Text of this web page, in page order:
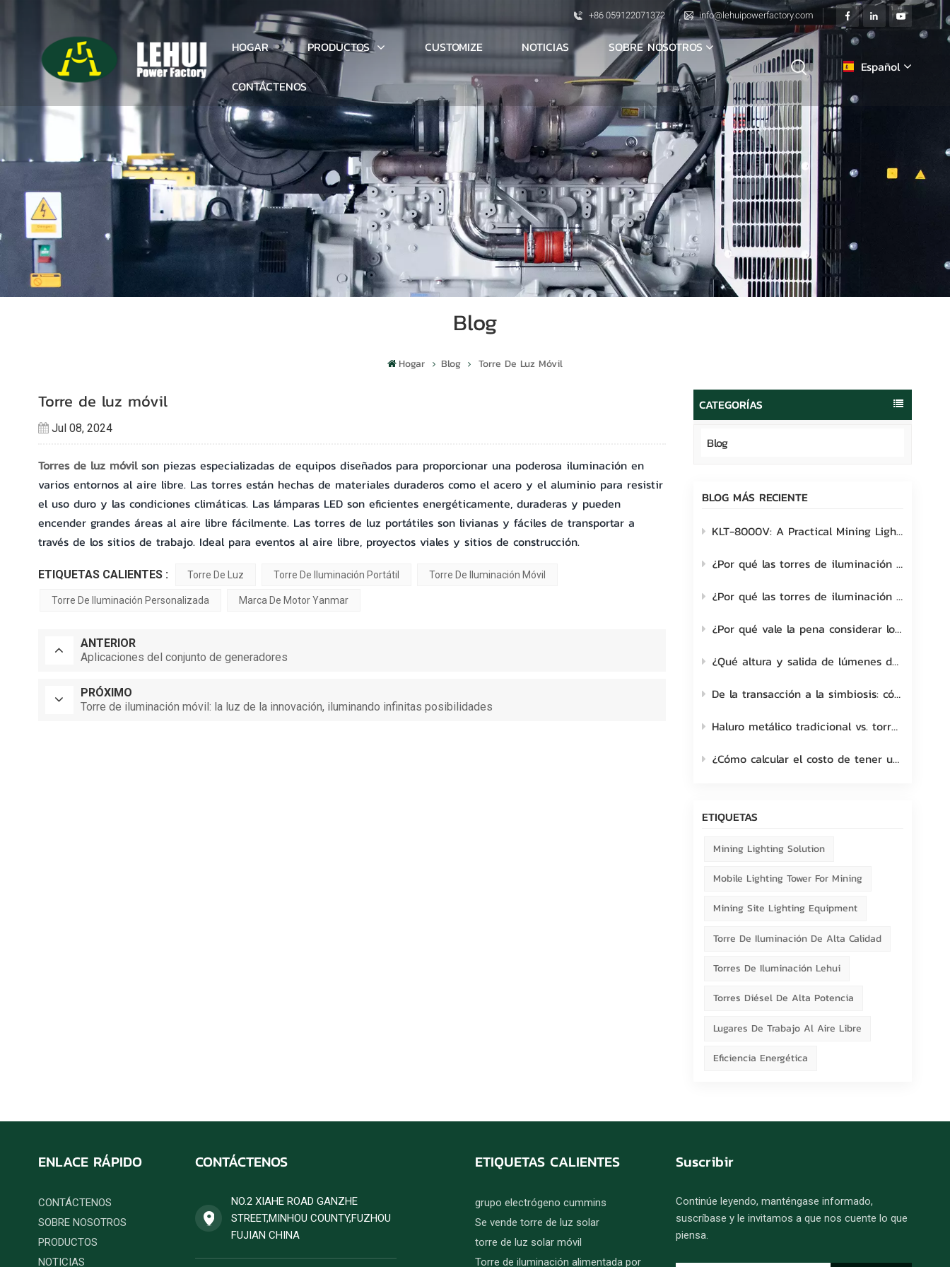
+86 059122071372 info@lehuipowerfactory.com
HOGAR PRODUCTOS CUSTOMIZE NOTICIAS SOBRE NOSOTROS
CONTÁCTENOS
Español
English
français
italiano
русский
Blog
Hogar Blog Torre De Luz Móvil
CATEGORÍAS
Blog
BLOG MÁS RECIENTE
KLT-8000V: A Practical Mining Lighting Solution Built for Real-World Site Challenges
¿Por qué las torres de iluminación móviles Lehui son la opción ideal para entornos industriales?
¿Por qué las torres de iluminación móviles están transformando los lugares de trabajo modernos al aire libre?
¿Por qué vale la pena considerar los generadores de torres de iluminación móviles?
¿Qué altura y salida de lúmenes debería elegir para una torre de iluminación móvil?
De la transacción a la simbiosis: cómo cultivar y fortalecer el vínculo con el cliente
Haluro metálico tradicional vs. torre de iluminación móvil LED
¿Cómo calcular el costo de tener una torre de iluminación móvil?
ETIQUETAS
Mining Lighting Solution
Mobile Lighting Tower For Mining
Mining Site Lighting Equipment
Torre De Iluminación De Alta Calidad
Torres De Iluminación Lehui
Torres Diésel De Alta Potencia
Lugares De Trabajo Al Aire Libre
Eficiencia Energética
Torre de luz móvil
Jul 08, 2024
Torres de luz móvilson piezas especializadas de equipos diseñados para proporcionar una poderosa iluminación en
varios entornos al aire libre. Las torres están hechas de materiales duraderos como el acero y el aluminio para resistir
el uso duro y las condiciones climáticas. Las lámparas LED son eficientes energéticamente, duraderas y pueden
encender grandes áreas al aire libre fácilmente. Las torres de luz portátiles son livianas y fáciles de transportar a
través de los sitios de trabajo. Ideal para eventos al aire libre, proyectos viales y sitios de construcción.
ETIQUETAS CALIENTES : Torre De Luz Torre De Iluminación Portátil Torre De Iluminación Móvil
Torre De Iluminación Personalizada Marca De Motor Yanmar
ANTERIOR
Aplicaciones del conjunto de generadores
PRÓXIMO
Torre de iluminación móvil: la luz de la innovación, iluminando infinitas posibilidades
ENLACE RÁPIDO
CONTÁCTENOS
SOBRE NOSOTROS
PRODUCTOS
NOTICIAS
CONTÁCTENOS
NO.2 XIAHE ROAD GANZHE
STREET,MINHOU COUNTY,FUZHOU
FUJIAN CHINA
ETIQUETAS CALIENTES
grupo electrógeno cummins
Se vende torre de luz solar
torre de luz solar móvil
Torre de iluminación alimentada por
Suscribir
Continúe leyendo, manténgase informado,
suscríbase y le invitamos a que nos cuente lo que
piensa.